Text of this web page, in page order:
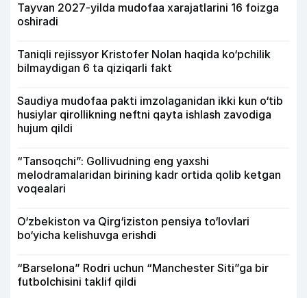
Tayvan 2027-yilda mudofaa xarajatlarini 16 foizga
oshiradi
Taniqli rejissyor Kristofer Nolan haqida ko‘pchilik
bilmaydigan 6 ta qiziqarli fakt
Saudiya mudofaa pakti imzolaganidan ikki kun o‘tib
husiylar qirollikning neftni qayta ishlash zavodiga
hujum qildi
“Tansoqchi”: Gollivudning eng yaxshi
melodramalaridan birining kadr ortida qolib ketgan
voqealari
O‘zbekiston va Qirg‘iziston pensiya to‘lovlari
bo‘yicha kelishuvga erishdi
“Barselona” Rodri uchun “Manchester Siti”ga bir
futbolchisini taklif qildi